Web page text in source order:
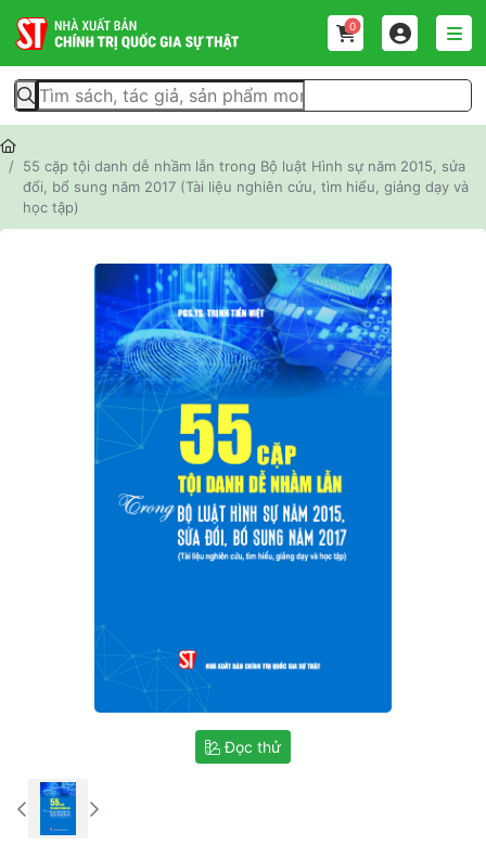
0
55 cặp tội danh dễ nhầm lẫn trong Bộ luật Hình sự năm 2015, sửa
đổi, bổ sung năm 2017 (Tài liệu nghiên cứu, tìm hiểu, giảng dạy và
học tập)
Đọc thử